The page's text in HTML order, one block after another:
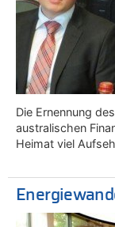
Die Ernennung
australischen
Heimat viel